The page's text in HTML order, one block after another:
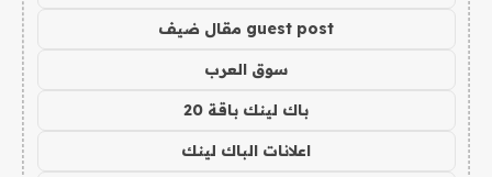
guest post مقال ضيف
سوق العرب
باك لينك باقة 20
اعلانات الباك لينك